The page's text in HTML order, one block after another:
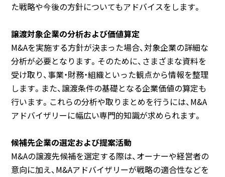
た戦略や今後の方針についてもアドバイスをします。
譲渡対象企業の分析および価値算定
M&Aを実施する方針が決まった場合、対象企業の詳細な
分析が必要となります。そのために、さまざまな資料を
受け取り、事業・財務・組織といった観点から情報を整理
します。また、譲渡条件の基礎となる企業価値の算定も
行います。これらの分析や取りまとめを行うには、M&A
アドバイザリーに幅広い専門的知識が求められます。
候補先企業の選定および提案活動
M&Aの譲渡先候補を選定する際は、オーナーや経営者の
意向に加え、M&Aアドバイザリーが戦略の適合性などを